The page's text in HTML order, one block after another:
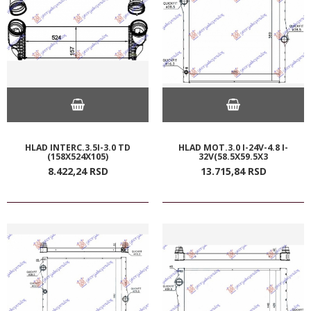
HLAD INTERC.3.5I-3.0 TD
(158X524X105)
8.422,24 RSD
HLAD MOT.3.0 I-24V-4.8 I-
32V(58.5X59.5X3
13.715,84 RSD